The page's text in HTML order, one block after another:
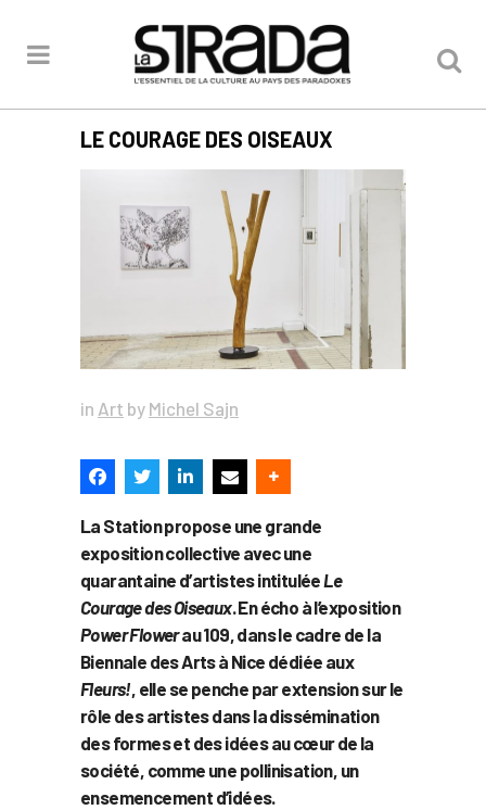
LE COURAGE DES OISEAUX
in Art by Michel Sajn
La Station propose une grande
exposition collective avec une
quarantaine d’artistes intituléeLe
Courage des Oiseaux. En écho à l’exposition
Power Flowerau 109, dans le cadre de la
Biennale des Arts à Nice dédiée aux
Fleurs!, elle se penche par extension sur le
rôle des artistes dans la dissémination
des formes et des idées au cœur de la
société, comme une pollinisation, un
ensemencement d’idées.